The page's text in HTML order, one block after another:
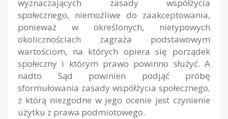
wyznaczających zasady współżycia
społecznego, niemożliwe do zaakceptowania,
ponieważ w określonych, nietypowych
okolicznościach zagraża podstawowym
wartościom, na których opiera się porządek
społeczny i którym prawo powinno służyć. A
nadto Sąd powinien podjąć próbę
sformułowania zasady współżycia społecznego,
z którą niezgodne w jego ocenie jest czynienie
użytku z prawa podmiotowego.